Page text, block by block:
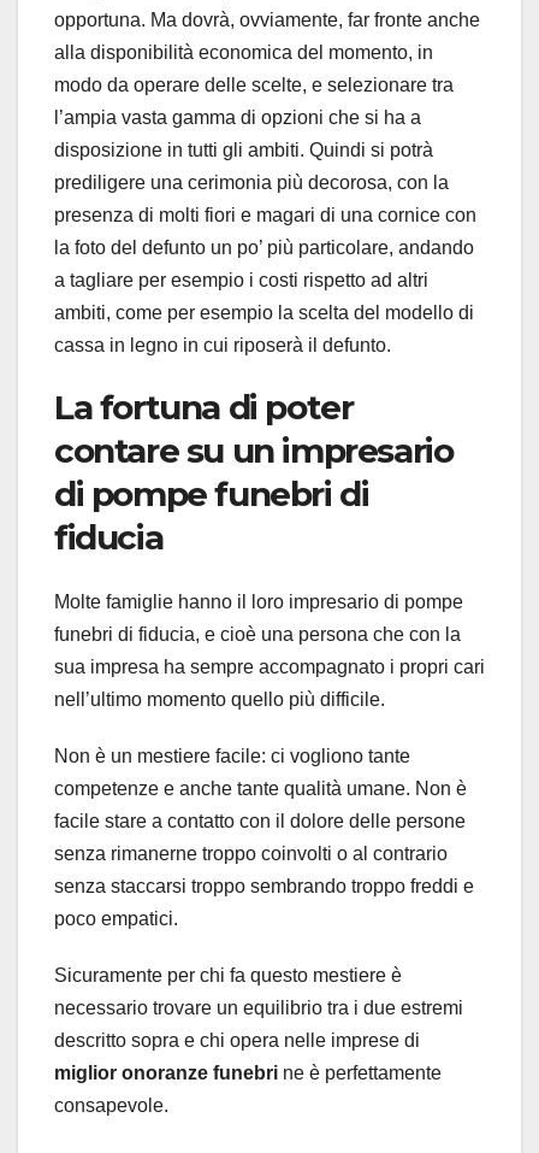
opportuna. Ma dovrà, ovviamente, far fronte anche
alla disponibilità economica del momento, in
modo da operare delle scelte, e selezionare tra
l’ampia vasta gamma di opzioni che si ha a
disposizione in tutti gli ambiti. Quindi si potrà
prediligere una cerimonia più decorosa, con la
presenza di molti fiori e magari di una cornice con
la foto del defunto un po’ più particolare, andando
a tagliare per esempio i costi rispetto ad altri
ambiti, come per esempio la scelta del modello di
cassa in legno in cui riposerà il defunto.
La fortuna di poter
contare su un impresario
di pompe funebri di
fiducia
Molte famiglie hanno il loro impresario di pompe
funebri di fiducia, e cioè una persona che con la
sua impresa ha sempre accompagnato i propri cari
nell’ultimo momento quello più difficile.
Non è un mestiere facile: ci vogliono tante
competenze e anche tante qualità umane. Non è
facile stare a contatto con il dolore delle persone
senza rimanerne troppo coinvolti o al contrario
senza staccarsi troppo sembrando troppo freddi e
poco empatici.
Sicuramente per chi fa questo mestiere è
necessario trovare un equilibrio tra i due estremi
descritto sopra e chi opera nelle imprese di
miglior onoranze funebri ne è perfettamente
consapevole.